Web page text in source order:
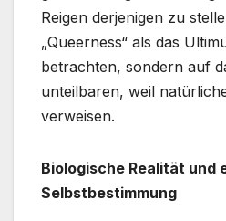
Reigen derjenigen zu
„Queerness“ als das
betrachten, sondern auf
unteilbaren, weil
verweisen.
Biologische Realität und
Selbstbestimmung